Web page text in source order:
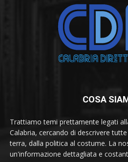
COSA
Trattiamo temi prettamente legati
Calabria, cercando di descrivere
terra, dalla politica al costume. La
un'informazione dettagliata e